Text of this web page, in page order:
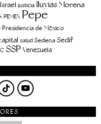
Israel justicia lluviasMorena
PEMEX Pepe
Presidencia de México
salud Sedena Sedif
SSPVenezuela